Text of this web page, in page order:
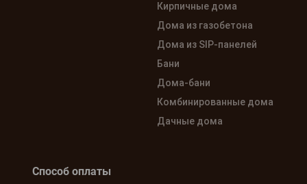
Кирпичные дома
Дома из газобетона
Дома из SIP-панелей
Бани
Дома-бани
Комбинированные дома
Дачные дома
Способ оплаты